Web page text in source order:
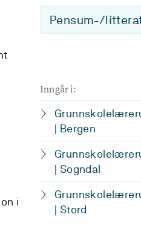
Pensum-/
Inngår i:
| Bergen
| Sogndal
| Stord
i